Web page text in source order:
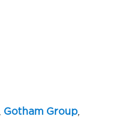
Gotham Group,